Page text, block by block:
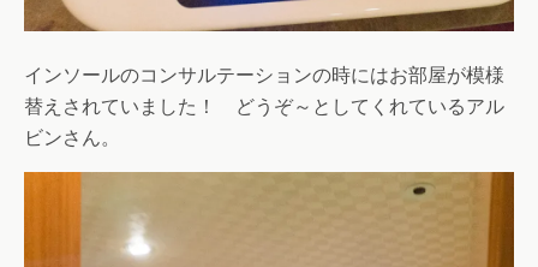
インソールのコンサルテーションの時にはお部屋が模様
替えされていました！ どうぞ～としてくれているアル
ビンさん。